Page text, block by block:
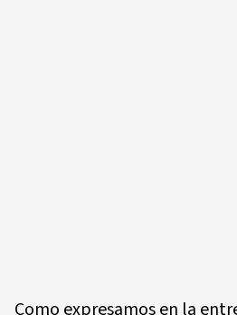
Como expresamos en la